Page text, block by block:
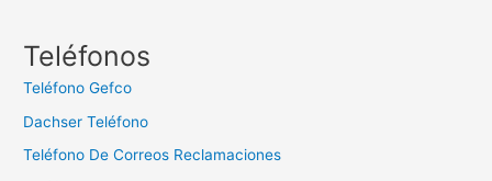
c
:
Teléfonos
Teléfono Gefco
Dachser Teléfono
Teléfono De Correos Reclamaciones